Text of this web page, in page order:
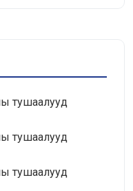
тушаалууд
тушаалууд
тушаалууд